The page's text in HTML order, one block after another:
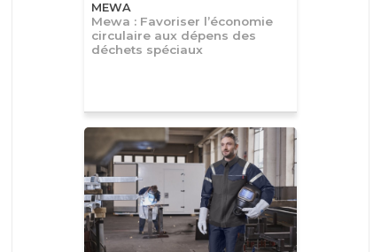
MEWA
Mewa : Favoriser l’économie
circulaire aux dépens des
déchets spéciaux